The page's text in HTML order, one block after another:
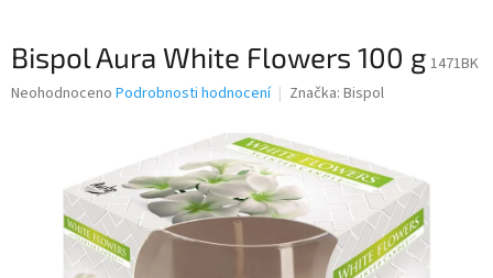
Bispol Aura White Flowers 100 g 1471BK
Průměrné
hvězdiček.
Neohodnoceno Podrobnosti hodnocení Značka: Bispol